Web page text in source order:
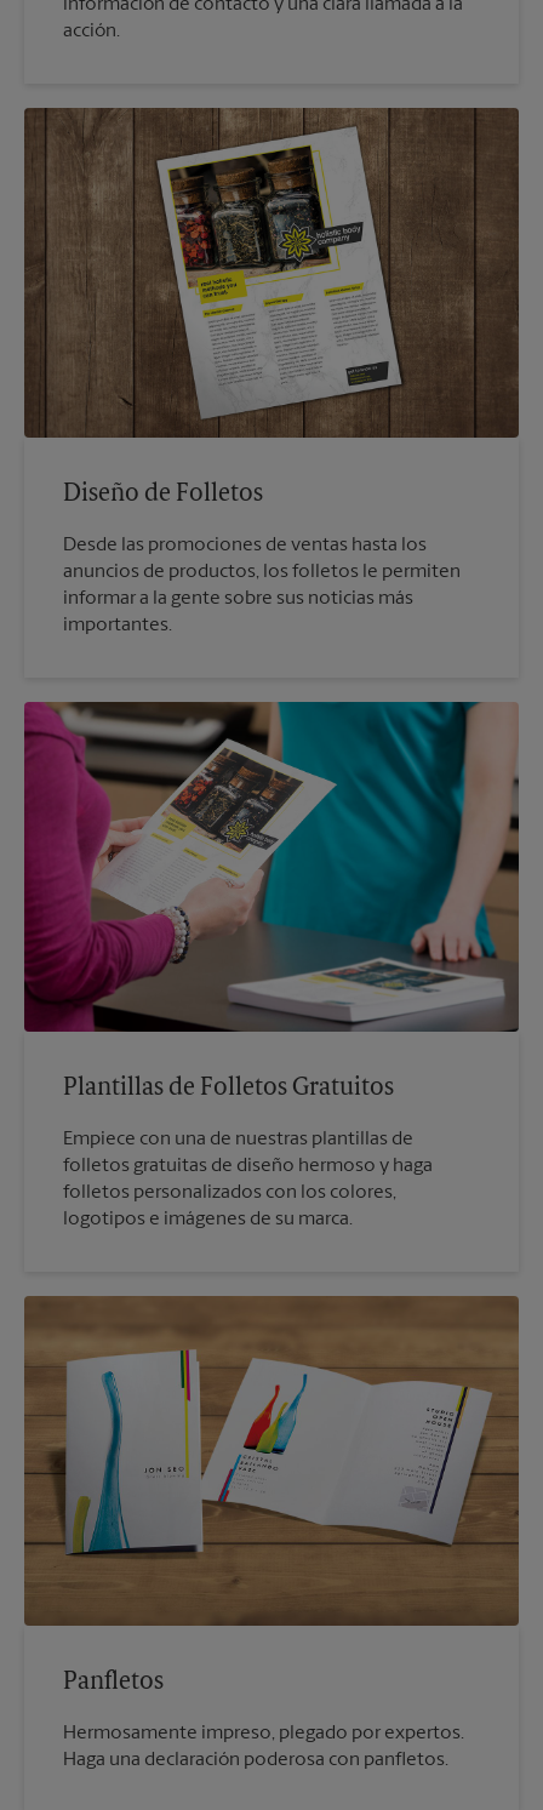
información de contacto y una clara llamada a la
acción.
Diseño de Folletos
Desde las promociones de ventas hasta los
anuncios de productos, los folletos le permiten
informar a la gente sobre sus noticias más
importantes.
Plantillas de Folletos Gratuitos
Empiece con una de nuestras plantillas de
folletos gratuitas de diseño hermoso y haga
folletos personalizados con los colores,
logotipos e imágenes de su marca.
Panfletos
Hermosamente impreso, plegado por expertos.
Haga una declaración poderosa con panfletos.